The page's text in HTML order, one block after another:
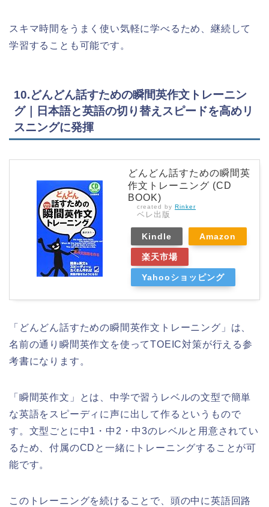
スキマ時間をうまく使い気軽に学べるため、継続して
学習することも可能です。
10.どんどん話すための瞬間英作文トレーニン
グ｜日本語と英語の切り替えスピードを高めリ
スニングに発揮
どんどん話すための瞬間英
作文トレーニング (CD
BOOK)
created by Rinker
ベレ出版
Kindle Amazon
楽天市場
Yahooショッピング
「どんどん話すための瞬間英作文トレーニング」は、
名前の通り瞬間英作文を使ってTOEIC対策が行える参
考書になります。
「瞬間英作文」とは、中学で習うレベルの文型で簡単
な英語をスピーディに声に出して作るというもので
す。文型ごとに中1・中2・中3のレベルと用意されてい
るため、付属のCDと一緒にトレーニングすることが可
能です。
このトレーニングを続けることで、頭の中に英語回路